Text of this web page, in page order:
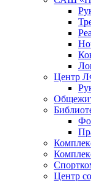
Центр
Центр